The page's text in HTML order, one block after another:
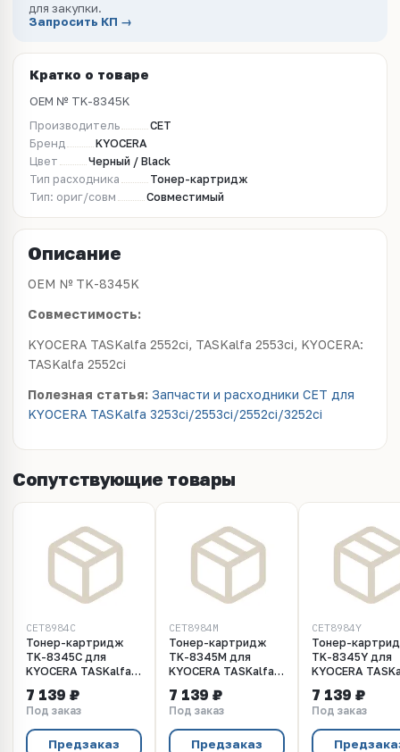
для закупки.
Запросить КП →
Кратко о товаре
OEM № TK-8345K
Производитель
CET
Бренд
KYOCERA
Цвет
Черный / Black
Тип расходника
Тонер-картридж
Тип: ориг/совм
Совместимый
Описание
OEM № TK-8345K
Совместимость:
KYOCERA TASKalfa 2552ci, TASKalfa 2553ci, KYOCERA:
TASKalfa 2552ci
Полезная статья: Запчасти и расходники CET для
KYOCERA TASKalfa 3253ci/2553ci/2552ci/3252ci
Сопутствующие товары
CET8984C
Тонер-картридж
TK-8345C для
KYOCERA TASKalfa
160г, 12000 стр.,
CET8984C
7 139 ₽
Под заказ
Предзаказ
CET8984M
Тонер-картридж
TK-8345M для
KYOCERA TASKalfa
Magenta, 160г,
12000 стр.,
CET8984M
7 139 ₽
Под заказ
Предзаказ
CET8984Y
Тонер-
TK-8345Y для
KYOCERA
160г, 12000
CET8984Y
7 139 ₽
Под заказ